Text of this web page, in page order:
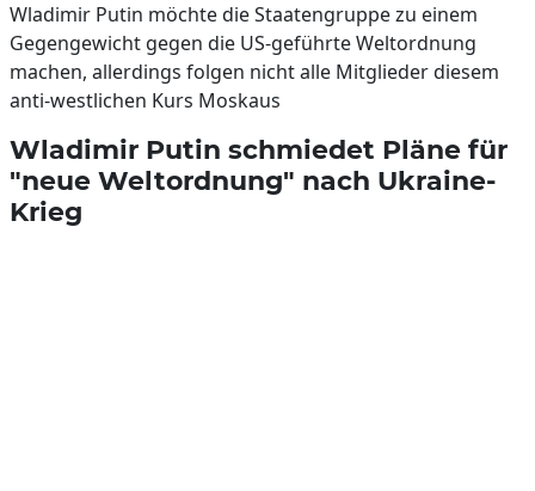
Wladimir Putin möchte die Staatengruppe zu einem
Gegengewicht gegen die US-geführte Weltordnung
machen, allerdings folgen nicht alle Mitglieder diesem
anti-westlichen Kurs Moskaus
Wladimir Putin schmiedet Pläne für
"neue Weltordnung" nach Ukraine-
Krieg